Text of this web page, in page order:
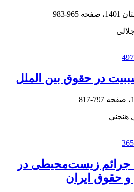
965-983
در حقوق بین الملل
797-817
هنجنی
جرائم زیست‌محیطی در
و حقوق ایران